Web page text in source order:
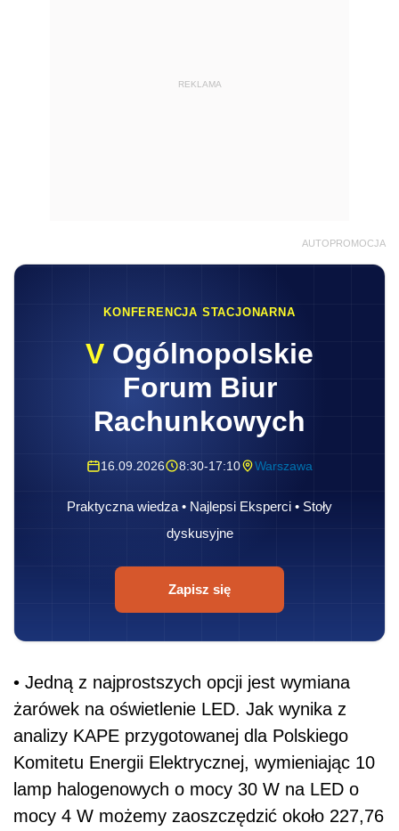
REKLAMA
AUTOPROMOCJA
KONFERENCJA STACJONARNA
V Ogólnopolskie
Forum Biur
Rachunkowych
16.09.2026 8:30-17:10 Warszawa
Praktyczna wiedza • Najlepsi Eksperci • Stoły
dyskusyjne
Zapisz się
• Jedną z najprostszych opcji jest wymiana
żarówek na oświetlenie LED. Jak wynika z
analizy KAPE przygotowanej dla Polskiego
Komitetu Energii Elektrycznej, wymieniając 10
lamp halogenowych o mocy 30 W na LED o
mocy 4 W możemy zaoszczędzić około 227,76